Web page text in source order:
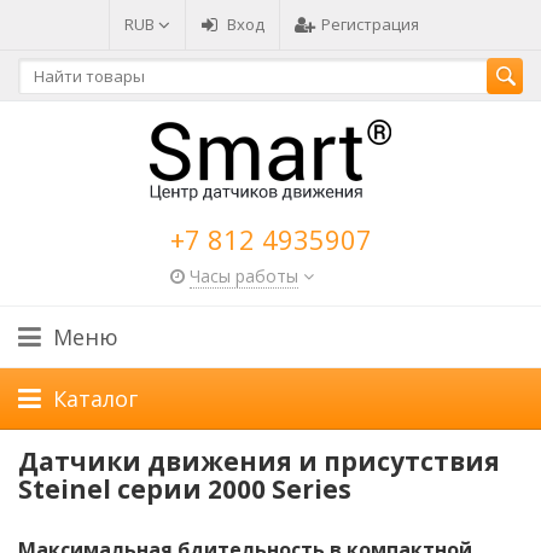
RUB Вход Регистрация
+7 812 4935907
Часы работы
Меню
Каталог
Датчики движения и присутствия
Steinel серии 2000 Series